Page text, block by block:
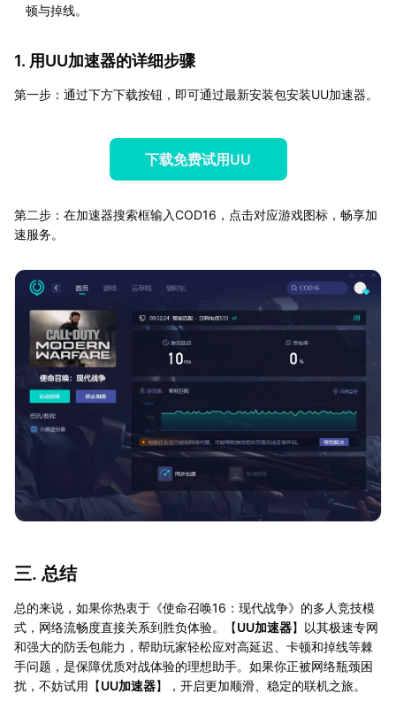
顿与掉线。
1. 用UU加速器的详细步骤
第一步：通过下方下载按钮，即可通过最新安装包安装UU加速器。
下载免费试用UU
第二步：在加速器搜索框输入COD16，点击对应游戏图标，畅享加
速服务。
三. 总结
总的来说，如果你热衷于《使命召唤16：现代战争》的多人竞技模
式，网络流畅度直接关系到胜负体验。【UU加速器】以其极速专网
和强大的防丢包能力，帮助玩家轻松应对高延迟、卡顿和掉线等棘
手问题，是保障优质对战体验的理想助手。如果你正被网络瓶颈困
扰，不妨试用【UU加速器】，开启更加顺滑、稳定的联机之旅。